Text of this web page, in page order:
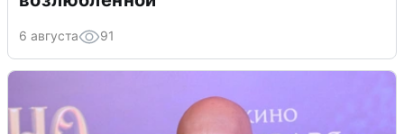
6 августа 91